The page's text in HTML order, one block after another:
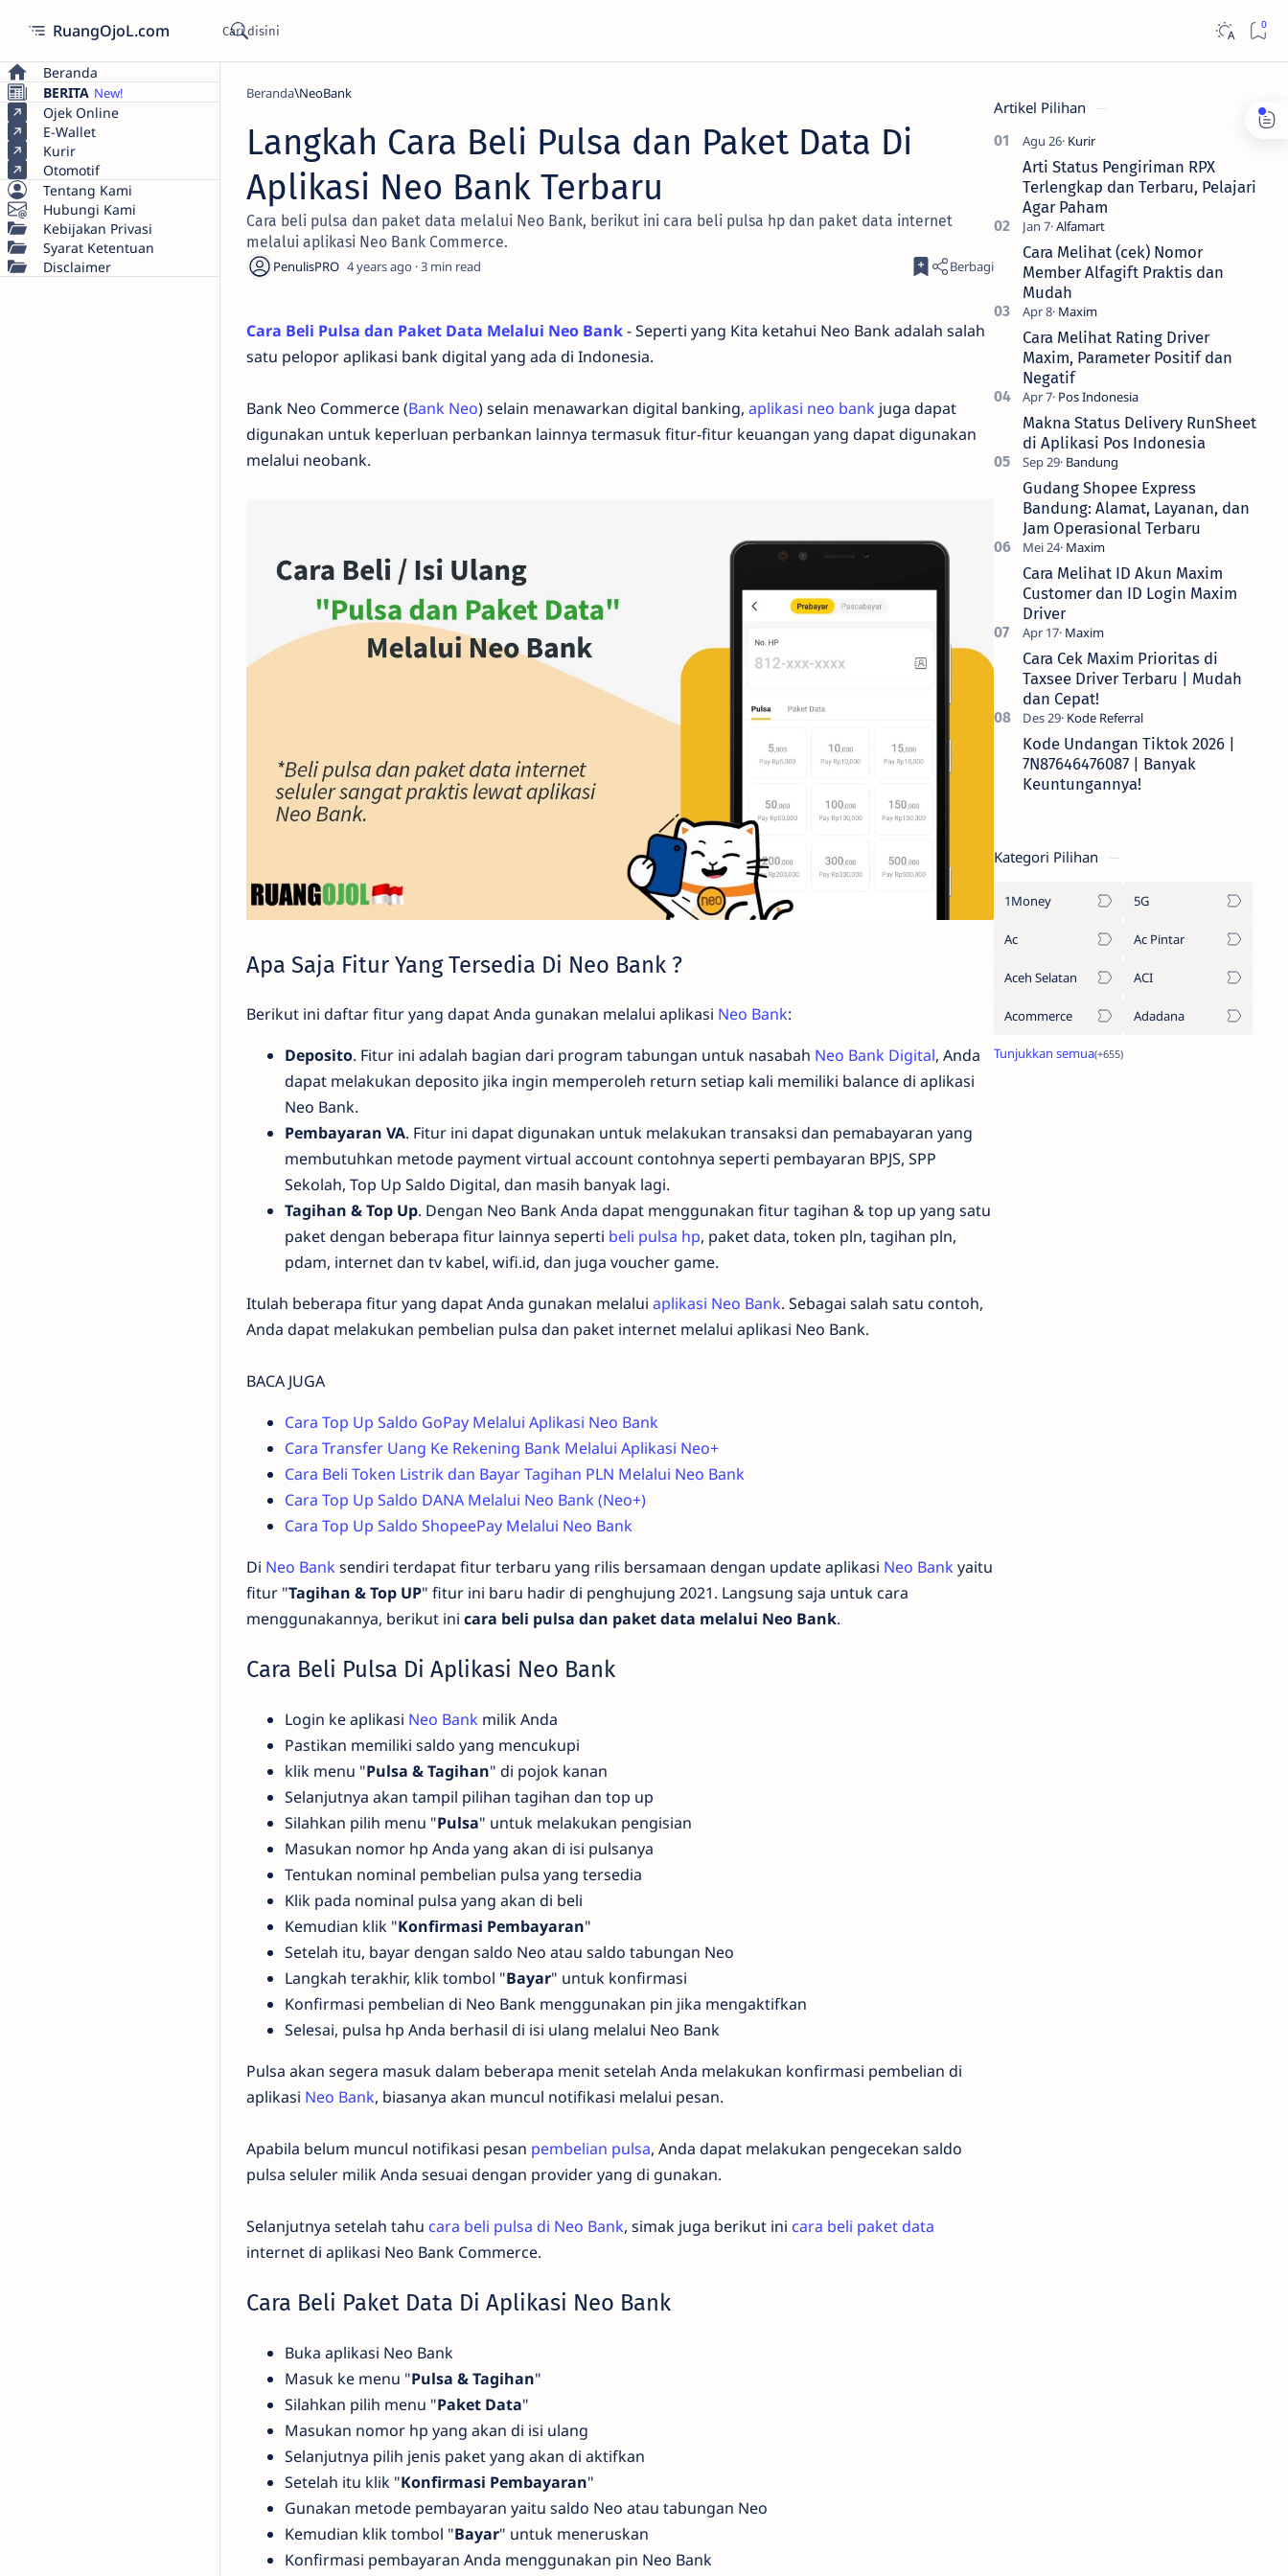
RuangOjoL.com
Beranda
BERITA
Ojek Online
E-Wallet
Kurir
Otomotif
Tentang Kami
Hubungi Kami
Kebijakan Privasi
Syarat Ketentuan
Disclaimer
Beranda NeoBank
Langkah Cara Beli Pulsa dan Paket Data Di
Aplikasi Neo Bank Terbaru
Cara beli pulsa dan paket data melalui Neo Bank, berikut ini cara beli pulsa hp dan paket data internet
melalui aplikasi Neo Bank Commerce.
4 years ago 3
Cara Beli Pulsa dan Paket Data Melalui Neo Bank- Seperti yang Kita ketahui Neo Bank adalah salah
satu pelopor aplikasi bank digital yang ada di Indonesia.
Bank Neo Commerce (Bank Neo) selain menawarkan digital banking, aplikasi neo bank juga dapat
digunakan untuk keperluan perbankan lainnya termasuk fitur-fitur keuangan yang dapat digunakan
melalui neobank.
Apa Saja Fitur Yang Tersedia Di Neo Bank ?
Berikut ini daftar fitur yang dapat Anda gunakan melalui aplikasi Neo Bank:
Deposito. Fitur ini adalah bagian dari program tabungan untuk nasabah Neo Bank Digital, Anda
dapat melakukan deposito jika ingin memperoleh return setiap kali memiliki balance di aplikasi
Neo Bank.
Pembayaran VA. Fitur ini dapat digunakan untuk melakukan transaksi dan pemabayaran yang
membutuhkan metode payment virtual account contohnya seperti pembayaran BPJS, SPP
Sekolah, Top Up Saldo Digital, dan masih banyak lagi.
Tagihan & Top Up. Dengan Neo Bank Anda dapat menggunakan fitur tagihan & top up yang satu
paket dengan beberapa fitur lainnya seperti beli pulsa hp, paket data, token pln, tagihan pln,
pdam, internet dan tv kabel, wifi.id, dan juga voucher game.
Itulah beberapa fitur yang dapat Anda gunakan melalui aplikasi Neo Bank. Sebagai salah satu contoh,
Anda dapat melakukan pembelian pulsa dan paket internet melalui aplikasi Neo Bank.
BACA JUGA
Cara Top Up Saldo GoPay Melalui Aplikasi Neo Bank
Cara Transfer Uang Ke Rekening Bank Melalui Aplikasi Neo+
Cara Beli Token Listrik dan Bayar Tagihan PLN Melalui Neo Bank
Cara Top Up Saldo DANA Melalui Neo Bank (Neo+)
Cara Top Up Saldo ShopeePay Melalui Neo Bank
Di Neo Bank sendiri terdapat fitur terbaru yang rilis bersamaan dengan update aplikasi Neo Bank yaitu
fitur "Tagihan & Top UP" fitur ini baru hadir di penghujung 2021. Langsung saja untuk cara
menggunakannya, berikut ini cara beli pulsa dan paket data melalui Neo Bank.
Cara Beli Pulsa Di Aplikasi Neo Bank
Login ke aplikasi Neo Bank milik Anda
Pastikan memiliki saldo yang mencukupi
klik menu "Pulsa & Tagihan" di pojok kanan
Selanjutnya akan tampil pilihan tagihan dan top up
Silahkan pilih menu "Pulsa" untuk melakukan pengisian
Masukan nomor hp Anda yang akan di isi pulsanya
Tentukan nominal pembelian pulsa yang tersedia
Klik pada nominal pulsa yang akan di beli
Kemudian klik "Konfirmasi Pembayaran"
Setelah itu, bayar dengan saldo Neo atau saldo tabungan Neo
Langkah terakhir, klik tombol "Bayar" untuk konfirmasi
Konfirmasi pembelian di Neo Bank menggunakan pin jika mengaktifkan
Selesai, pulsa hp Anda berhasil di isi ulang melalui Neo Bank
Pulsa akan segera masuk dalam beberapa menit setelah Anda melakukan konfirmasi pembelian di
aplikasi Neo Bank, biasanya akan muncul notifikasi melalui pesan.
Apabila belum muncul notifikasi pesan pembelian pulsa, Anda dapat melakukan pengecekan saldo
pulsa seluler milik Anda sesuai dengan provider yang di gunakan.
Selanjutnya setelah tahu cara beli pulsa di Neo Bank, simak juga berikut ini cara beli paket data
internet di aplikasi Neo Bank Commerce.
Cara Beli Paket Data Di Aplikasi Neo Bank
Buka aplikasi Neo Bank
Masuk ke menu "Pulsa & Tagihan"
Silahkan pilih menu "Paket Data"
Masukan nomor hp yang akan di isi ulang
Selanjutnya pilih jenis paket yang akan di aktifkan
Setelah itu klik "Konfirmasi Pembayaran"
Gunakan metode pembayaran yaitu saldo Neo atau tabungan Neo
Kemudian klik tombol "Bayar" untuk meneruskan
Konfirmasi pembayaran Anda menggunakan pin Neo Bank
Artikel Pilihan
Arti Status Pengiriman RPX
Terlengkap dan Terbaru, Pelajari
Agar Paham
Cara Melihat (cek) Nomor
Member Alfagift Praktis dan
Mudah
Cara Melihat Rating Driver
Maxim, Parameter Positif dan
Negatif
Makna Status Delivery RunSheet
di Aplikasi Pos Indonesia
Gudang Shopee Express
Bandung: Alamat, Layanan, dan
Jam Operasional Terbaru
Cara Melihat ID Akun Maxim
Customer dan ID Login Maxim
Driver
Cara Cek Maxim Prioritas di
Taxsee Driver Terbaru | Mudah
dan Cepat!
Kode Undangan Tiktok 2026 |
7N87646476087 | Banyak
Keuntungannya!
Kategori Pilihan
1Money 5G
Ac Ac Pintar
Aceh Selatan ACI
Acommerce Adadana